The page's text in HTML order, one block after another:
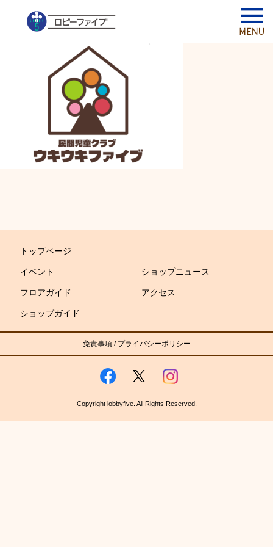
トップページ
イベント ショップニュース
フロアガイド アクセス
ショップガイド
免責事項/ プライバシーポリシー
Copyright lobbyfive. All Rights Reserved.